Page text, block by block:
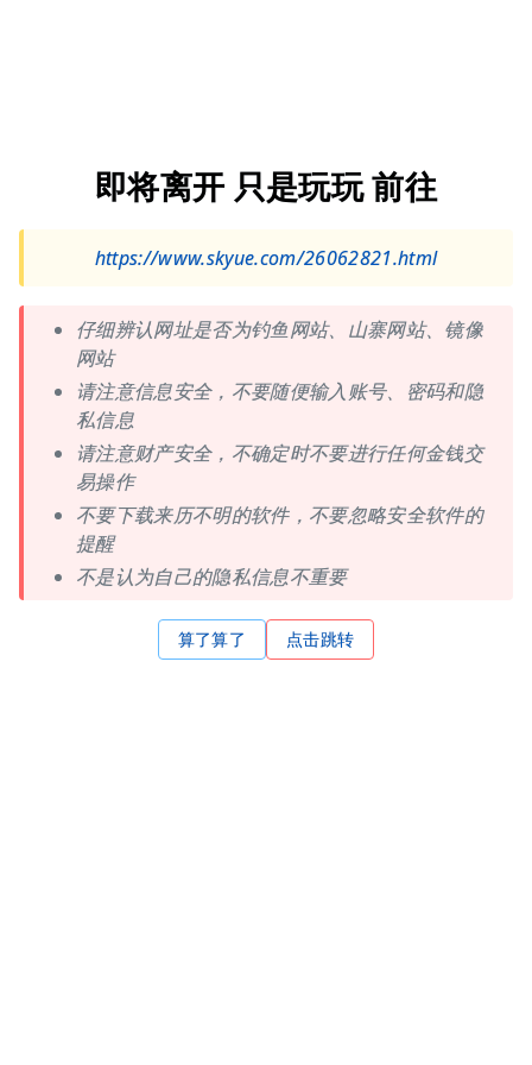
即将离开 只是玩玩 前往
https://www.skyue.com/26062821.html
仔细辨认网址是否为钓鱼网站、山寨网站、镜像
网站
请注意信息安全，不要随便输入账号、密码和隐
私信息
请注意财产安全，不确定时不要进行任何金钱交
易操作
不要下载来历不明的软件，不要忽略安全软件的
提醒
不是认为自己的隐私信息不重要
算了算了 点击跳转